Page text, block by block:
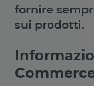
fornire
sui prodotti.